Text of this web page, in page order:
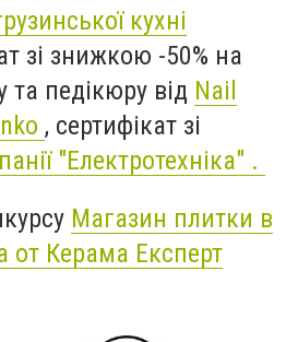
кухні
зі знижкою -50% на
та педікюру від Nail
, сертифікат зі
"Електротехніка" .
Магазин плитки в
Керама Експерт